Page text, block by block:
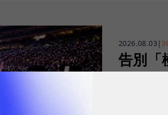
2026.08.03 |
告別
密：
真正好用的